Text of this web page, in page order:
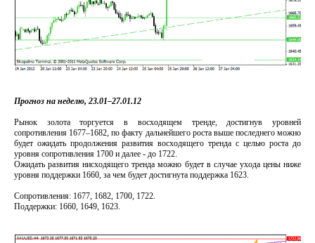
Прогноз на неделю, 23.01–27.01.12
Рынок золота торгуется в восходящем тренде, достигнув уровней
сопротивления 1677–1682, по факту дальнейшего роста выше последнего можно
будет ожидать продолжения развития восходящего тренда с целью роста до
уровня сопротивления 1700 и далее - до 1722.
Ожидать развития нисходящего тренда можно будет в случае ухода цены ниже
уровня поддержки 1660, за чем будет достигнута поддержка 1623.
Сопротивления: 1677, 1682, 1700, 1722.
Поддержки: 1660, 1649, 1623.